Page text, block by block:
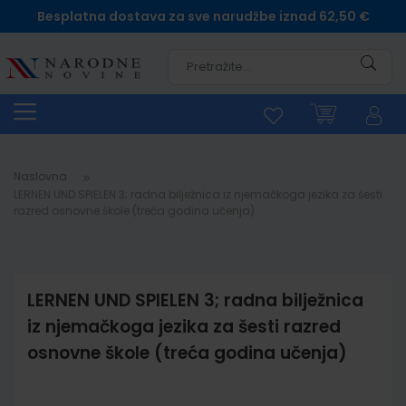
Besplatna dostava za sve narudžbe iznad 62,50 €
Naslovna
LERNEN UND SPIELEN 3; radna bilježnica
iz njemačkoga jezika za šesti razred
osnovne škole (treća godina učenja)